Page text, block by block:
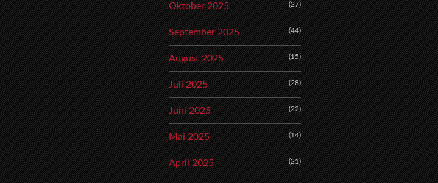
Oktober 2025 (27)
September 2025 (44)
August 2025 (15)
Juli 2025 (28)
Juni 2025 (22)
Mai 2025 (14)
April 2025 (21)